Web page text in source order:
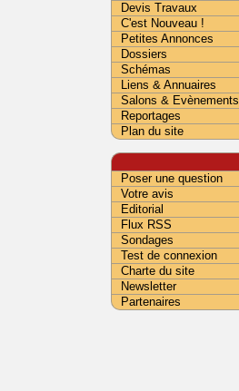
Devis Travaux
C'est Nouveau !
Petites Annonces
Dossiers
Schémas
Liens & Annuaires
Salons & Evènements
Reportages
Plan du site
Poser une question
Votre avis
Editorial
Flux RSS
Sondages
Test de connexion
Charte du site
Newsletter
Partenaires